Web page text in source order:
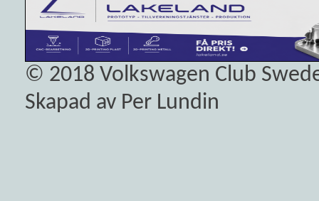
© 2018 Volkswagen Club
Skapad av Per Lundin